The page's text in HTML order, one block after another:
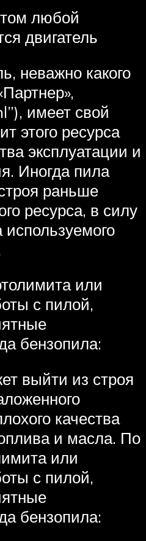
любой
двигатель
неважно какого
имеет свой
этого ресурса
эксплуатации и
Иногда пила
раньше
ресурса, в силу
используемого
или
с пилой,
бензопила:
выйти из строя
качества
и масла. По
или
с пилой,
бензопила: